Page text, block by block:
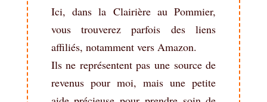
Ici, dans la Clairière au Pommier,
vous trouverez parfois des liens
affiliés, notamment vers Amazon.
Ils ne représentent pas une source de
revenus pour moi, mais une petite